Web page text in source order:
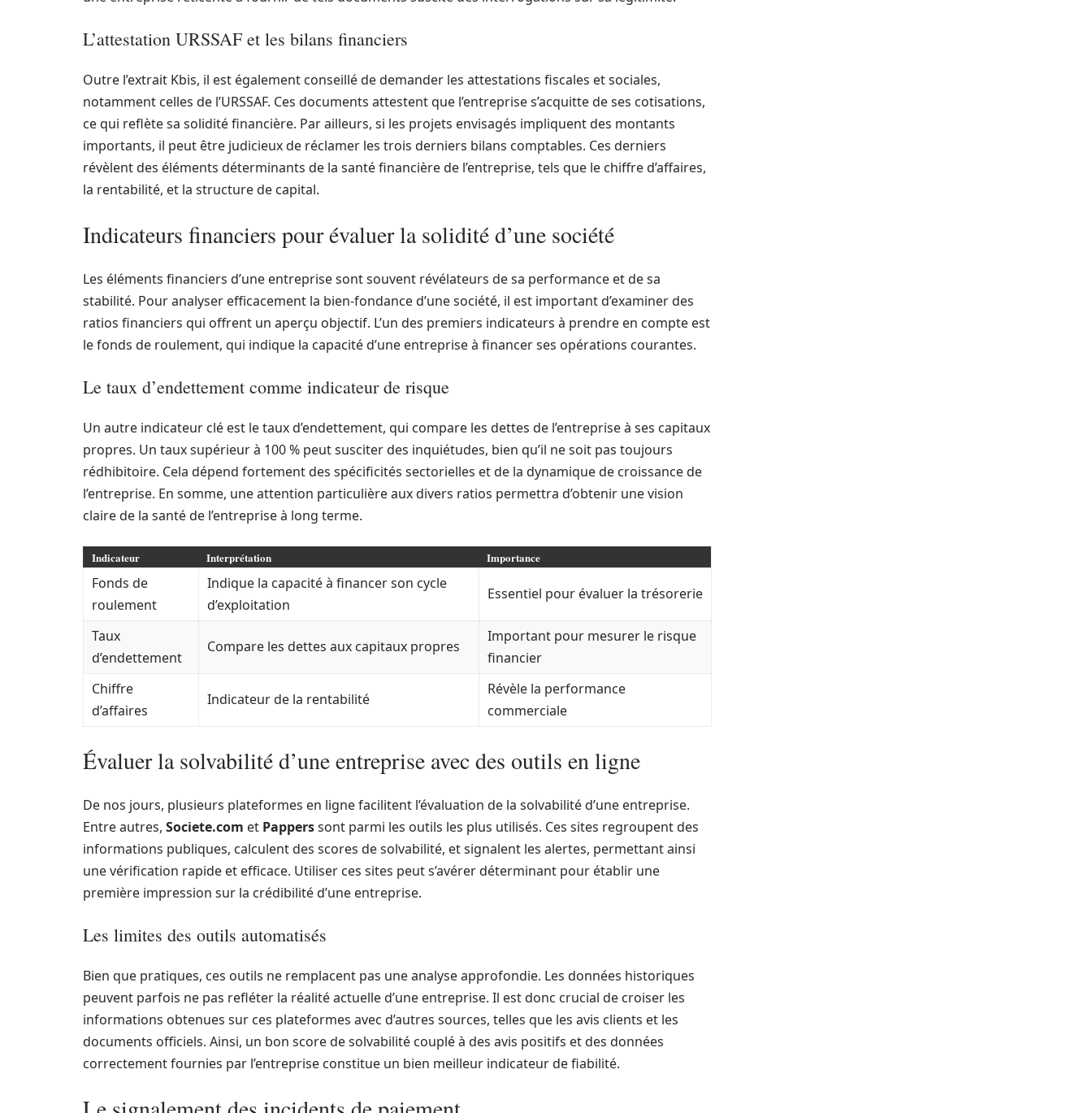
L’attestation URSSAF et les bilans financiers
Outre l’extrait Kbis, il est également conseillé de demander les attestations fiscales et sociales,
notamment celles de l’URSSAF. Ces documents attestent que l’entreprise s’acquitte de ses cotisations,
ce qui reflète sa solidité financière. Par ailleurs, si les projets envisagés impliquent des montants
importants, il peut être judicieux de réclamer les trois derniers bilans comptables. Ces derniers
révèlent des éléments déterminants de la santé financière de l’entreprise, tels que le chiffre d’affaires,
la rentabilité, et la structure de capital.
Indicateurs financiers pour évaluer la solidité d’une société
Les éléments financiers d’une entreprise sont souvent révélateurs de sa performance et de sa
stabilité. Pour analyser efficacement la bien-fondance d’une société, il est important d’examiner des
ratios financiers qui offrent un aperçu objectif. L’un des premiers indicateurs à prendre en compte est
le fonds de roulement, qui indique la capacité d’une entreprise à financer ses opérations courantes.
Le taux d’endettement comme indicateur de risque
Un autre indicateur clé est le taux d’endettement, qui compare les dettes de l’entreprise à ses capitaux
propres. Un taux supérieur à 100 % peut susciter des inquiétudes, bien qu’il ne soit pas toujours
rédhibitoire. Cela dépend fortement des spécificités sectorielles et de la dynamique de croissance de
l’entreprise. En somme, une attention particulière aux divers ratios permettra d’obtenir une vision
claire de la santé de l’entreprise à long terme.
Indicateur Interprétation Importance
Fonds de
roulement
Indique la capacité à financer son cycle
d’exploitation
Essentiel pour évaluer la trésorerie
Taux
d’endettement
Compare les dettes aux capitaux propres
Important pour mesurer le risque
financier
Chiffre
d’affaires
Indicateur de la rentabilité
Révèle la performance
commerciale
Évaluer la solvabilité d’une entreprise avec des outils en ligne
De nos jours, plusieurs plateformes en ligne facilitent l’évaluation de la solvabilité d’une entreprise.
Entre autres, Societe.com et Papperssont parmi les outils les plus utilisés. Ces sites regroupent des
informations publiques, calculent des scores de solvabilité, et signalent les alertes, permettant ainsi
une vérification rapide et efficace. Utiliser ces sites peut s’avérer déterminant pour établir une
première impression sur la crédibilité d’une entreprise.
Les limites des outils automatisés
Bien que pratiques, ces outils ne remplacent pas une analyse approfondie. Les données historiques
peuvent parfois ne pas refléter la réalité actuelle d’une entreprise. Il est donc crucial de croiser les
informations obtenues sur ces plateformes avec d’autres sources, telles que les avis clients et les
documents officiels. Ainsi, un bon score de solvabilité couplé à des avis positifs et des données
correctement fournies par l’entreprise constitue un bien meilleur indicateur de fiabilité.